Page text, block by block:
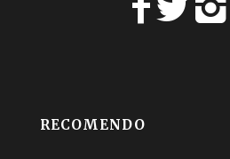
RECOMENDO